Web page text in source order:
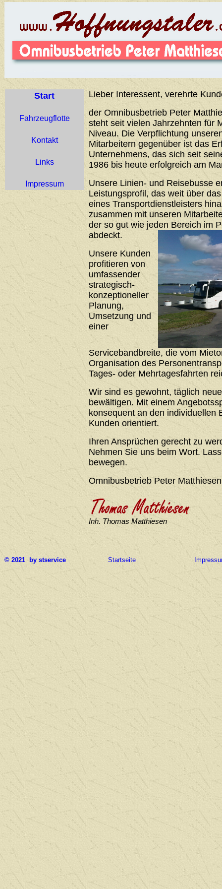
Start
Fahrzeugflotte
Kontakt
Links
Impressum
Lieber Interessent, verehrte
der Omnibusbetrieb Peter
steht seit vielen Jahrzehnten für
Niveau. Die Verpflichtung
Mitarbeitern gegenüber ist das
Unternehmens, das sich seit
1986 bis heute erfolgreich am
Unsere Linien- und Reisebusse
Leistungsprofil, das weit über
eines Transportdienstleisters
zusammen mit unseren
der so gut wie jeden Bereich im
abdeckt.
Unsere Kunden
profitieren von
umfassender
strategisch-
konzeptioneller
Planung,
Umsetzung und
einer
Servicebandbreite, die vom
Organisation des
Tages- oder Mehrtagesfahrten
Wir sind es gewohnt, täglich
bewältigen. Mit einem
konsequent an den individuellen
Kunden orientiert.
Ihren Ansprüchen gerecht zu
Nehmen Sie uns beim Wort.
bewegen.
Omnibusbetrieb Peter Matthiesen
Inh. Thomas Matthiesen
© 2021 by stservice Startseite